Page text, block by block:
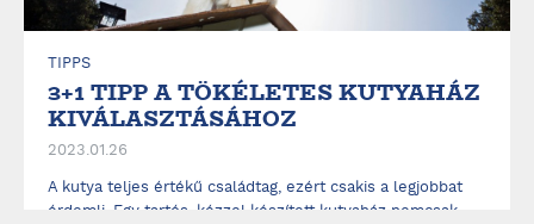
TIPPS
3+1 TIPP A TÖKÉLETES KUTYAHÁZ
KIVÁLASZTÁSÁHOZ
2023.01.26
A kutya teljes értékű családtag, ezért csakis a legjobbat
érdemli. Egy tartós, kézzel készített kutyaház nemcsak